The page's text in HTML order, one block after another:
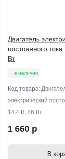
Двигатель
постоянного
Вт
в наличии
Код товара:
электрический
14,4 В, 86 Вт
1 660 р
В